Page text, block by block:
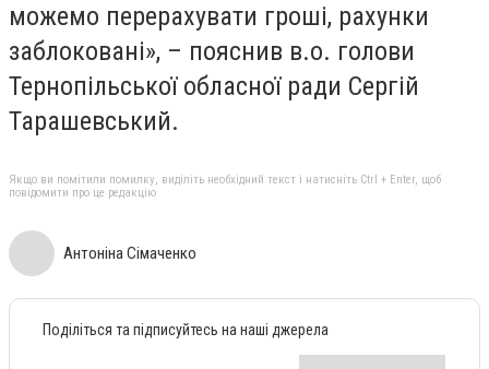
можемо перерахувати гроші, рахунки
заблоковані», – пояснив в.о. голови
Тернопільської обласної ради Сергій
Тарашевський.
Якщо ви помітили помилку, виділіть необхідний текст і натисніть Ctrl + Enter, щоб
повідомити про це редакцію
Антоніна Сімаченко
Поділіться та підписуйтесь на наші джерела